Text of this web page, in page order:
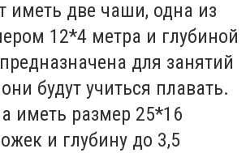
иметь две чаши, одна из
12*4 метра и глубиной
для занятий
будут учиться плавать.
иметь размер 25*16
и глубину до 3,5